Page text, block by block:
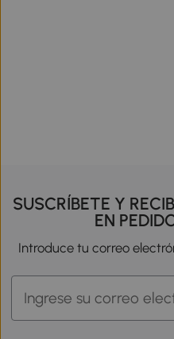
SUSCRÍBETE Y
EN
Introduce tu correo